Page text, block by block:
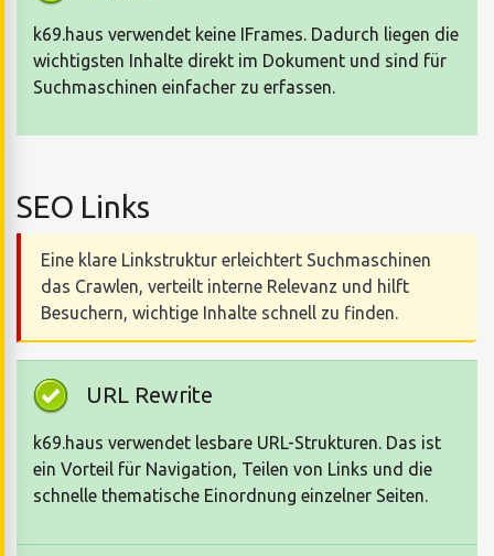
k69.haus verwendet keine IFrames. Dadurch liegen die
wichtigsten Inhalte direkt im Dokument und sind für
Suchmaschinen einfacher zu erfassen.
SEO Links
Eine klare Linkstruktur erleichtert Suchmaschinen
das Crawlen, verteilt interne Relevanz und hilft
Besuchern, wichtige Inhalte schnell zu finden.
URL Rewrite
k69.haus verwendet lesbare URL-Strukturen. Das ist
ein Vorteil für Navigation, Teilen von Links und die
schnelle thematische Einordnung einzelner Seiten.